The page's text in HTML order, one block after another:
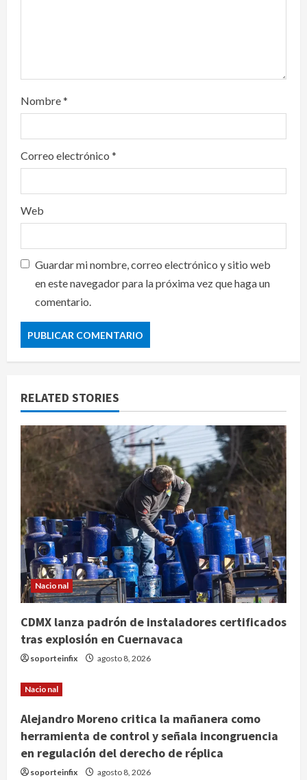
Nombre*
Correo electrónico *
Web
Guardar mi nombre, correo electrónico y sitio web
en este navegador para la próxima vez que haga un
comentario.
RELATED STORIES
Nacional
CDMX lanza padrón de instaladores certificados
tras explosión en Cuernavaca
soporteinfix agosto 8, 2026
Nacional
Alejandro Moreno critica la mañanera como
herramienta de control y señala incongruencia
en regulación del derecho de réplica
soporteinfix agosto 8, 2026
2
Fallece Jorge Messi, padre y
representante de Lionel Messi, en
Rosario
agosto 8, 2026